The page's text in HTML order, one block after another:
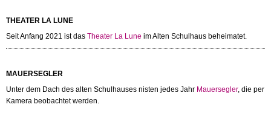
THEATER LA LUNE
Seit Anfang 2021 ist das Theater La Lune im Alten Schulhaus beheimatet.
MAUERSEGLER
Unter dem Dach des alten Schulhauses nisten jedes Jahr Mauersegler, die per
Kamera beobachtet werden.